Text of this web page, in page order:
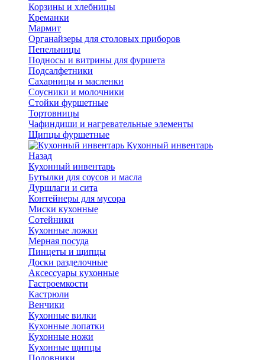
Корзины и хлебницы
Креманки
Мармит
Органайзеры для столовых приборов
Пепельницы
Подносы и витрины для фуршета
Подсалфетники
Сахарницы и масленки
Соусники и молочники
Стойки фуршетные
Тортовницы
Чафиндиши и нагревательные элементы
Щипцы фуршетные
Кухонный инвентарь
Назад
Кухонный инвентарь
Бутылки для соусов и масла
Дуршлаги и сита
Контейнеры для мусора
Миски кухонные
Сотейники
Кухонные ложки
Мерная посуда
Пинцеты и щипцы
Доски разделочные
Аксессуары кухонные
Гастроемкости
Кастрюли
Венчики
Кухонные вилки
Кухонные лопатки
Кухонные ножи
Кухонные щипцы
Половники